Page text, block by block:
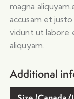
magna
accusam et
vidunt ut labore
aliquyam.
Additional